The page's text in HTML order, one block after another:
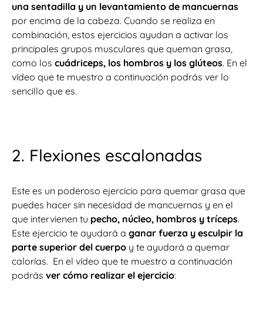
una sentadilla y un levantamiento de mancuernas
por encima de la cabeza. Cuando se realiza en
combinación, estos ejercicios ayudan a activar los
principales grupos musculares que queman grasa,
como los cuádriceps, los hombros y los glúteos. En el
vídeo que te muestro a continuación podrás ver lo
sencillo que es.
2. Flexiones escalonadas
Este es un poderoso ejercicio para quemar grasa que
puedes hacer sin necesidad de mancuernas y en el
que intervienen tu pecho, núcleo, hombros y tríceps.
Este ejercicio te ayudará a ganar fuerza y esculpir la
parte superior del cuerpo y te ayudará a quemar
calorías. En el vídeo que te muestro a continuación
podrás ver cómo realizar el ejercicio: